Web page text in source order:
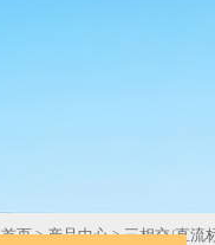
首页>产品中心>三相交/直流